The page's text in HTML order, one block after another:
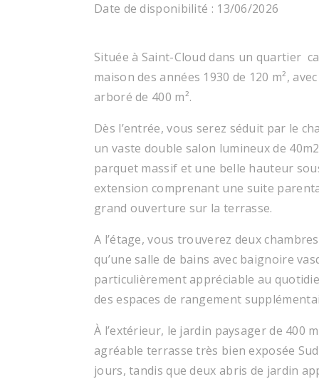
Date de disponibilité : 13/06/2026
Située à Saint-Cloud dans un quartier
maison des années 1930 de 120 m²,
arboré de 400 m².
Dès l’entrée, vous serez séduit par le
un vaste double salon lumineux de
parquet massif et une belle hauteur
extension comprenant une suite
grand ouverture sur la terrasse.
A l’étage, vous trouverez deux
qu’une salle de bains avec baignoire
particulièrement appréciable au
des espaces de rangement
À l’extérieur, le jardin paysager de 400
agréable terrasse très bien exposée
jours, tandis que deux abris de jardin